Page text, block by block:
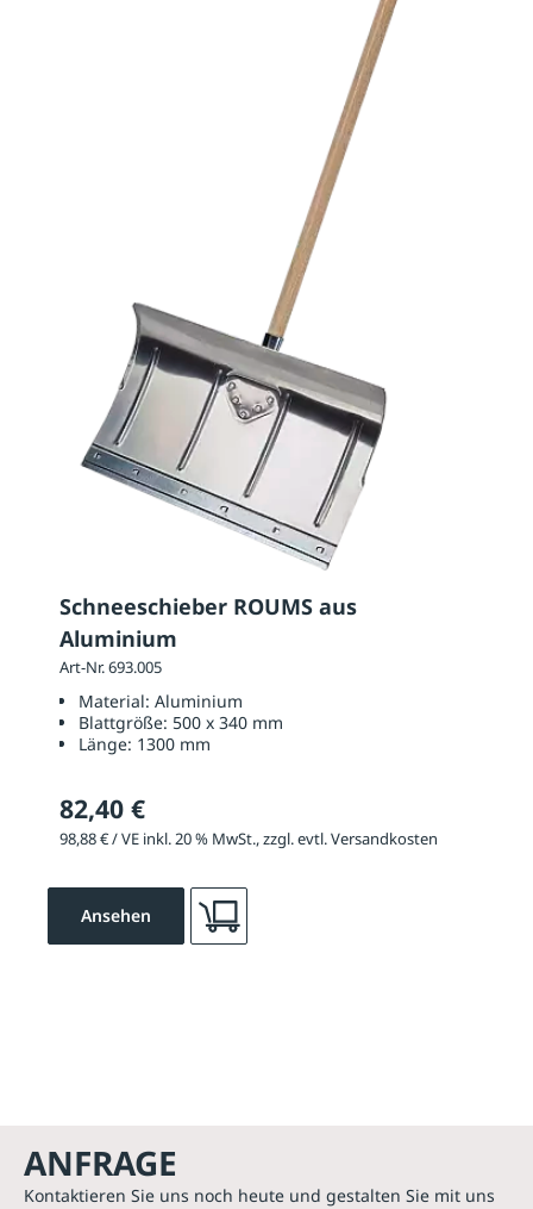
Schneeschieber ROUMS aus
Aluminium
Art-Nr. 693.005
Material: Aluminium
Blattgröße: 500 x 340 mm
Länge: 1300 mm
82,40 €
98,88 € / VE inkl. 20 % MwSt., zzgl. evtl. Versandkosten
Ansehen
ANFRAGE
Kontaktieren Sie uns noch heute und gestalten Sie mit uns